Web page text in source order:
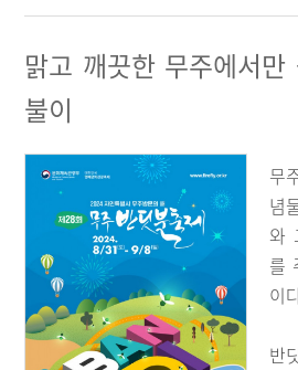
맑고 깨끗한 무주에서
불이
무
념
와
를
이
반